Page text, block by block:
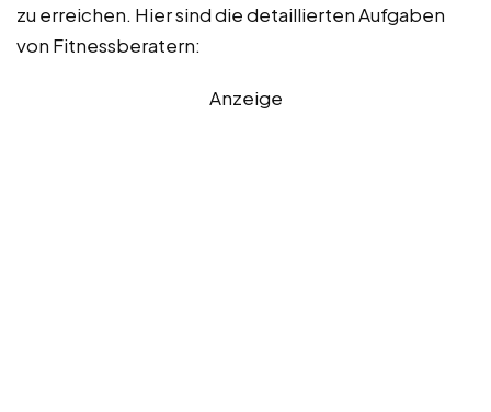
zu erreichen. Hier sind die detaillierten Aufgaben
von Fitnessberatern:
Anzeige